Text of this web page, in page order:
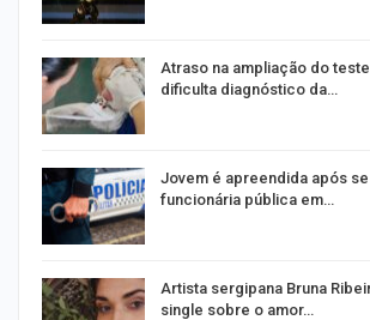
Atraso na ampliação do
dificulta diagnóstico da…
Jovem é apreendida após
funcionária pública em…
Artista sergipana Bruna
single sobre o amor…